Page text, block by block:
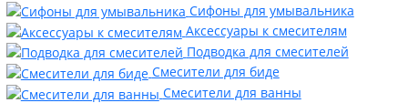
Сифоны для умывальника
Аксессуары к смесителям
Подводка для смесителей
Смесители для биде
Смесители для ванны